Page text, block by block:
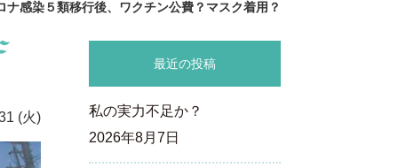
ナ感染５類移行後、ワクチン公費？マスク着用？
(火)
最近の投稿
私の実力不足か？
2026年8月7日